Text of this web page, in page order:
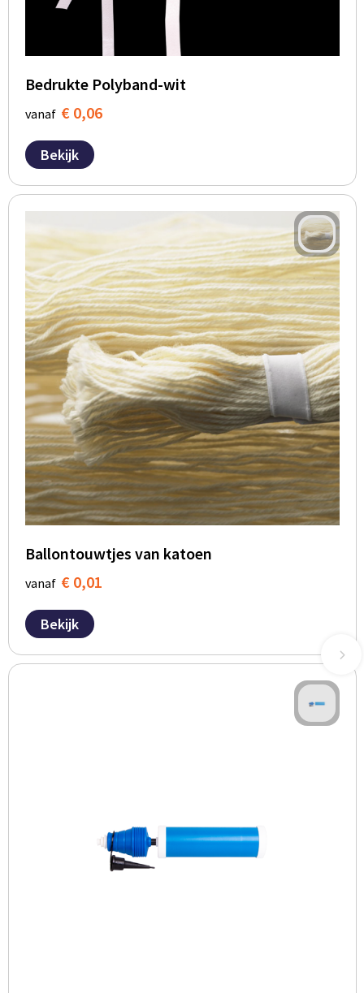
BBQ artikelen
Bedrukte Polyband-wit
vanaf € 0,06
Bekijk
Ballontouwtjes van katoen
vanaf € 0,01
Bekijk